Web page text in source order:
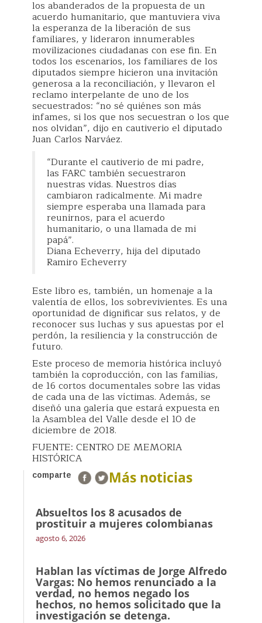
los abanderados de la propuesta de un
acuerdo humanitario, que mantuviera viva
la esperanza de la liberación de sus
familiares, y lideraron innumerables
movilizaciones ciudadanas con ese fin. En
todos los escenarios, los familiares de los
diputados siempre hicieron una invitación
generosa a la reconciliación, y llevaron el
reclamo interpelante de uno de los
secuestrados: “no sé quiénes son más
infames, si los que nos secuestran o los que
nos olvidan”, dijo en cautiverio el diputado
Juan Carlos Narváez.
“Durante el cautiverio de mi padre,
las FARC también secuestraron
nuestras vidas. Nuestros días
cambiaron radicalmente. Mi madre
siempre esperaba una llamada para
reunirnos, para el acuerdo
humanitario, o una llamada de mi
papá”.
Diana Echeverry, hija del diputado
Ramiro Echeverry
Este libro es, también, un homenaje a la
valentía de ellos, los sobrevivientes. Es una
oportunidad de dignificar sus relatos, y de
reconocer sus luchas y sus apuestas por el
perdón, la resiliencia y la construcción de
futuro.
Este proceso de memoria histórica incluyó
también la coproducción, con las familias,
de 16 cortos documentales sobre las vidas
de cada una de las víctimas. Además, se
diseñó una galería que estará expuesta en
la Asamblea del Valle desde el 10 de
diciembre de 2018.
FUENTE: CENTRO DE MEMORIA
HISTÓRICA
comparte Más noticias
Absueltos los 8 acusados de
prostituir a mujeres colombianas
agosto 6, 2026
Hablan las víctimas de Jorge Alfredo
Vargas: No hemos renunciado a la
verdad, no hemos negado los
hechos, no hemos solicitado que la
investigación se detenga.